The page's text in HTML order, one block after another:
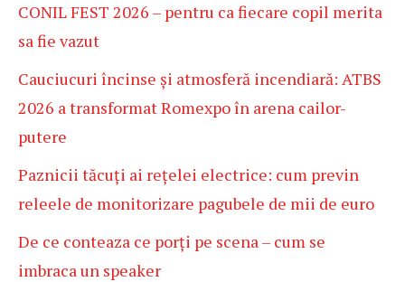
CONIL FEST 2026 – pentru ca fiecare copil merita
sa fie vazut
Cauciucuri încinse și atmosferă incendiară: ATBS
2026 a transformat Romexpo în arena cailor-
putere
Paznicii tăcuți ai rețelei electrice: cum previn
releele de monitorizare pagubele de mii de euro
De ce conteaza ce porți pe scena – cum se
imbraca un speaker